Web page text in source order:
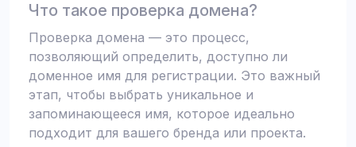
Что такое проверка домена?
Проверка домена — это процесс,
позволяющий определить, доступно ли
доменное имя для регистрации. Это важный
этап, чтобы выбрать уникальное и
запоминающееся имя, которое идеально
подходит для вашего бренда или проекта.